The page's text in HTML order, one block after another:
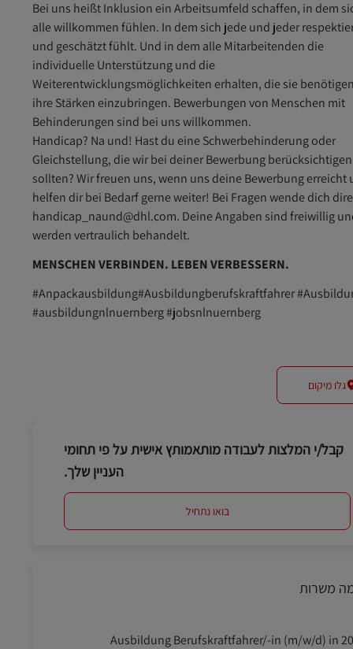
Bei uns heißt Inklusion ein Arbeitsumfeld schaffen, in dem
alle willkommen fühlen. In dem sich jede und jeder
und geschätzt fühlt. Und in dem alle Mitarbeitenden die
individuelle Unterstützung und die
Weiterentwicklungsmöglichkeiten erhalten, die sie
ihre Stärken einzubringen. Bewerbungen von Menschen mit
Behinderungen sind bei uns willkommen.
Handicap? Na und! Hast du eine Schwerbehinderung oder
Gleichstellung, die wir bei deiner Bewerbung berücksichtigen
sollten? Wir freuen uns, wenn uns deine Bewerbung erreicht
helfen dir bei Bedarf gerne weiter! Bei Fragen wende dich
handicap_naund@dhl.com. Deine Angaben sind freiwillig
werden vertraulich behandelt.
MENSCHEN VERBINDEN. LEBEN VERBESSERN.
#Anpackausbildung#Ausbildungberufskraftfahrer
#ausbildungnlnuernberg #jobsnlnuernberg
גלו מיקום
קבל/י המלצות לעבודה מותאמותץ אישית על פי תחומי
העניין שלך.
בואו נתחיל
משרות
Ausbildung Berufskraftfahrer/-in (m/w/d) in